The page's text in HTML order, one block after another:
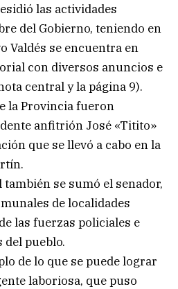
las actividades
del Gobierno, teniendo en
Valdés se encuentra en
con diversos anuncios e
central y la página 9).
la Provincia fueron
anfitrión José «Titito»
que se llevó a cabo en la
se sumó el senador,
de localidades
las fuerzas policiales e
pueblo.
de lo que se puede lograr
laboriosa, que puso